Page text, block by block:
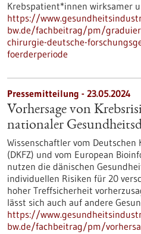
Krebspatient*innen wirksamer
https://
bw.de/fachbeitrag/pm/
chirurgie-deutsche-
foerderperiode
Pressemitteilung - 23.05.2024
Vorhersage von
nationaler
Wissenschaftler vom
(DKFZ) und vom European
nutzen die dänischen
individuellen Risiken für 20
hoher Treffsicherheit
lässt sich auch auf andere
https://
bw.de/fachbeitrag/pm/